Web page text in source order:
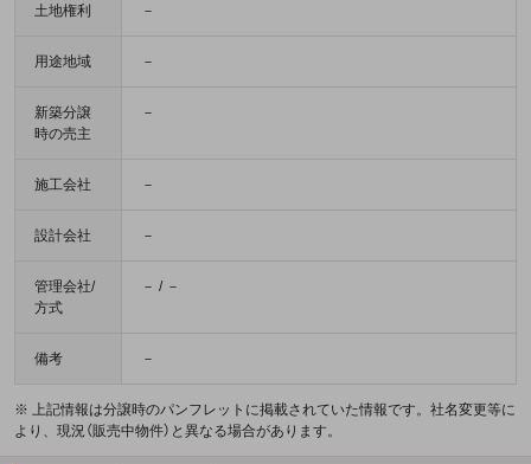
土地権利 －
用途地域 －
新築分譲
時の売主
－
施工会社 －
設計会社 －
管理会社/
方式
－ / －
備考 －
※ 上記情報は分譲時のパンフレットに掲載されていた情報です。社名変更等に
より、現況（販売中物件）と異なる場合があります。